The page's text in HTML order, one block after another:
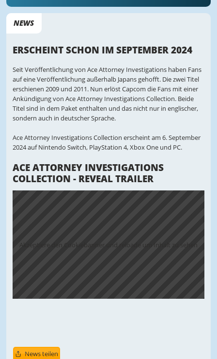
NEWS
ERSCHEINT SCHON IM SEPTEMBER 2024
Seit Veröffentlichung von Ace Attorney Investigations haben Fans
auf eine Veröffentlichung außerhalb Japans gehofft. Die zwei Titel
erschienen 2009 und 2011. Nun erlöst Capcom die Fans mit einer
Ankündigung von Ace Attorney Investigations Collection. Beide
Titel sind in dem Paket enthalten und das nicht nur in englischer,
sondern auch in deutscher Sprache.
Ace Attorney Investigations Collection erscheint am 6. September
2024 auf Nintendo Switch, PlayStation 4, Xbox One und PC.
ACE ATTORNEY INVESTIGATIONS
COLLECTION - REVEAL TRAILER
Akzeptiere den Cookiebanner und reloade um Inhalt zu sehen
News teilen